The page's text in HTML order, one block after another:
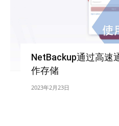
NetBackup通过高速
作存储
2023年2月23日